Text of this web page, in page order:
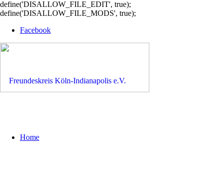
define('DISALLOW_FILE_EDIT', true);
define('DISALLOW_FILE_MODS', true);
Facebook
Home